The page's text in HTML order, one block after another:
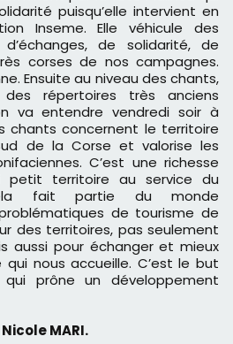
puisqu’elle intervient en
Inseme. Elle véhicule des
de solidarité, de
corses de nos campagnes.
Ensuite au niveau des chants,
répertoires très anciens
va entendre vendredi soir à
chants concernent le territoire
de la Corse et valorise les
C’est une richesse
petit territoire au service du
fait partie du monde
problématiques de tourisme de
des territoires, pas seulement
aussi pour échanger et mieux
nous accueille. C’est le but
qui prône un développement
MARI.